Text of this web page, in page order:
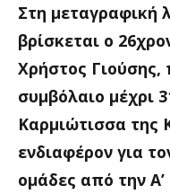
Στη μεταγραφική
βρίσκεται ο
Χρήστος Γιούσης,
συμβόλαιο μέχρι
Καρμιώτισσα της
ενδιαφέρον για
ομάδες από την